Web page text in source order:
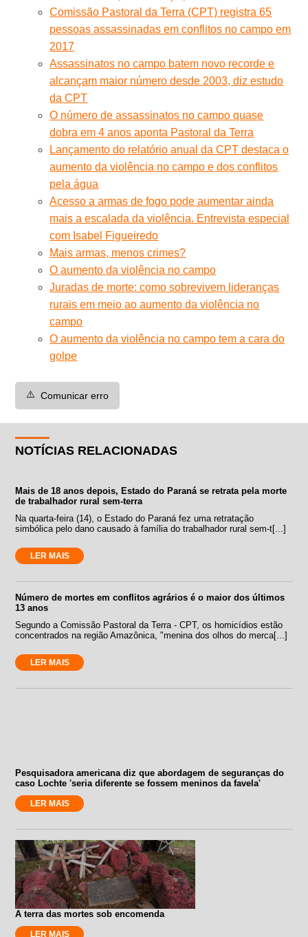
Comissão Pastoral da Terra (CPT) registra 65
pessoas assassinadas em conflitos no campo em
2017
Assassinatos no campo batem novo recorde e
alcançam maior número desde 2003, diz estudo
da CPT
O número de assassinatos no campo quase
dobra em 4 anos aponta Pastoral da Terra
Lançamento do relatório anual da CPT destaca o
aumento da violência no campo e dos conflitos
pela água
Acesso a armas de fogo pode aumentar ainda
mais a escalada da violência. Entrevista especial
com Isabel Figueiredo
Mais armas, menos crimes?
O aumento da violência no campo
Juradas de morte: como sobrevivem lideranças
rurais em meio ao aumento da violência no
campo
O aumento da violência no campo tem a cara do
golpe
⚠️ Comunicar erro
NOTÍCIAS RELACIONADAS
Mais de 18 anos depois, Estado do Paraná se retrata pela morte
de trabalhador rural sem-terra
Na quarta-feira (14), o Estado do Paraná fez uma retratação
simbólica pelo dano causado à família do trabalhador rural sem-t[...]
LER MAIS
Número de mortes em conflitos agrários é o maior dos últimos
13 anos
Segundo a Comissão Pastoral da Terra - CPT, os homicídios estão
concentrados na região Amazônica, "menina dos olhos do merca[...]
LER MAIS
Pesquisadora americana diz que abordagem de seguranças do
caso Lochte 'seria diferente se fossem meninos da favela'
LER MAIS
A terra das mortes sob encomenda
LER MAIS